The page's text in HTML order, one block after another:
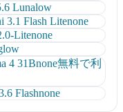
Lunalow
3.1 Flash Litenone
Litenone
low
4 31Bnone無料で利
Flashnone